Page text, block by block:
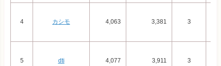
4 カシモ 4,063 3,381 3
5 dti 4,077 3,911 3